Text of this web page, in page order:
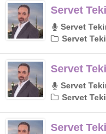
Servet
Servet
Servet
Servet
Servet
Servet
Servet